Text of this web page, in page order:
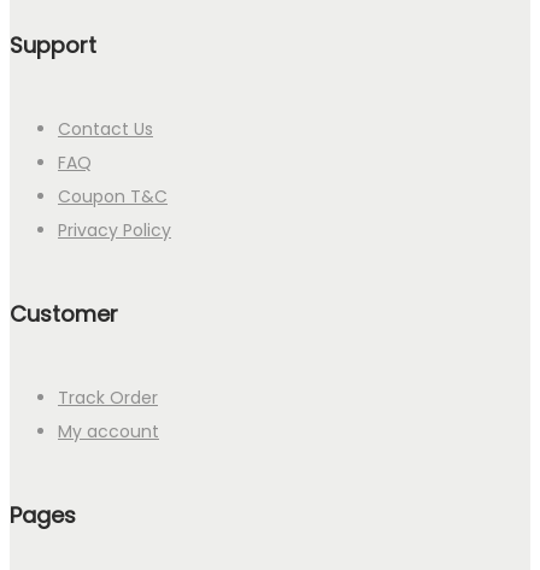
Support
Contact Us
FAQ
Coupon T&C
Privacy Policy
Customer
Track Order
My account
Pages